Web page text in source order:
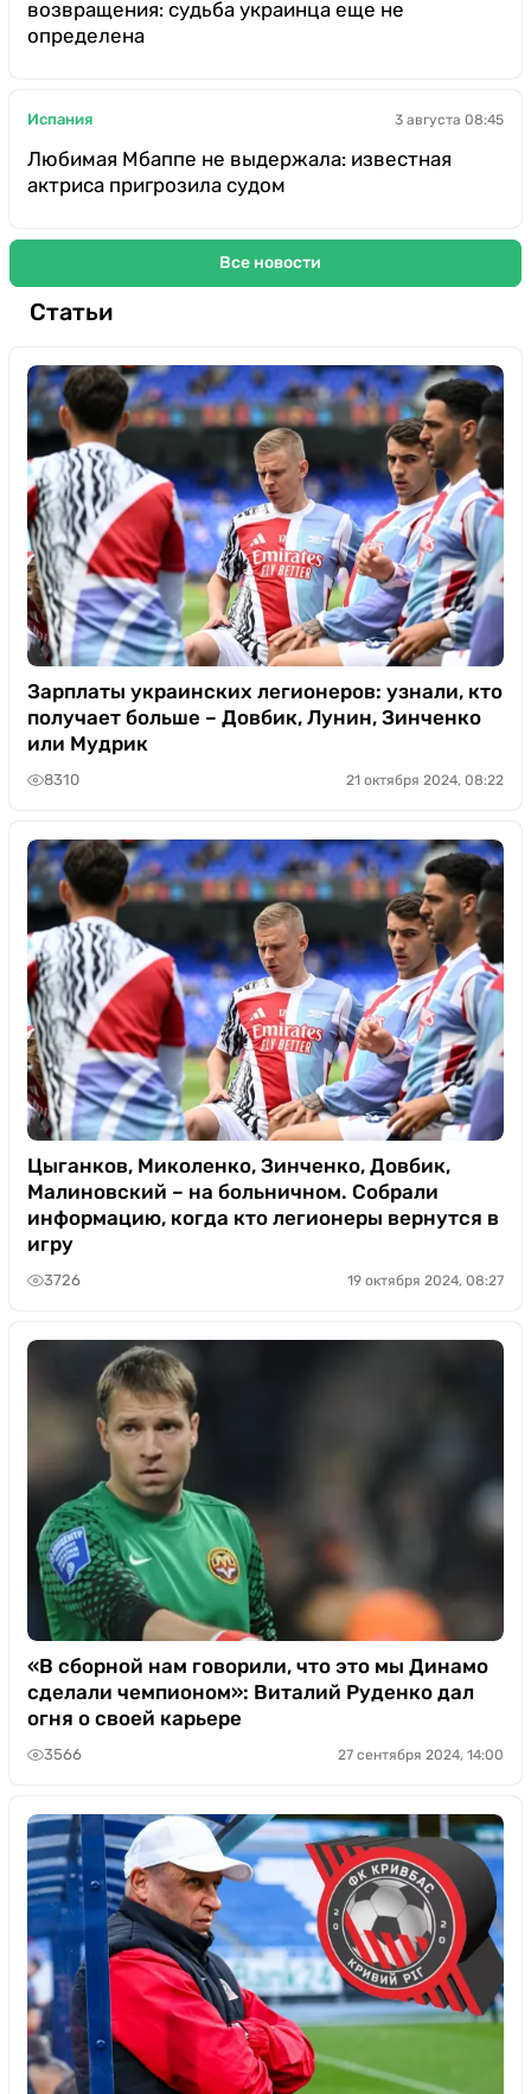
возвращения: судьба украинца еще не
определена
Испания 3 августа 08:45
Любимая Мбаппе не выдержала: известная
актриса пригрозила судом
Все новости
Статьи
Зарплаты украинских легионеров: узнали, кто
получает больше – Довбик, Лунин, Зинченко
или Мудрик
8310 21 октября 2024, 08:22
Цыганков, Миколенко, Зинченко, Довбик,
Малиновский – на больничном. Собрали
информацию, когда кто легионеры вернутся в
игру
3726 19 октября 2024, 08:27
«В сборной нам говорили, что это мы Динамо
сделали чемпионом»: Виталий Руденко дал
огня о своей карьере
3566 27 сентября 2024, 14:00